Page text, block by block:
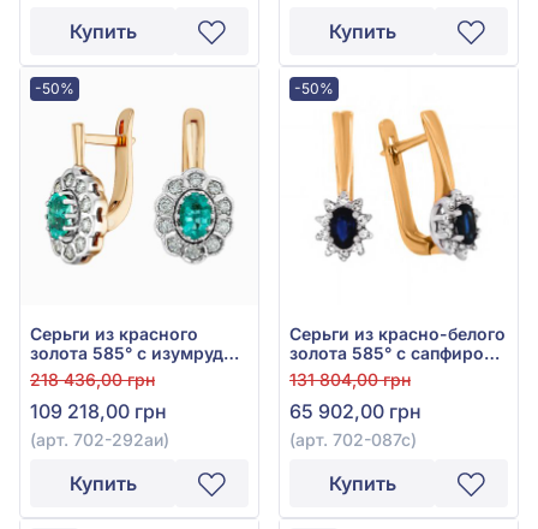
Купить Купить
-50%
Серьги из красного
золота 585° с изумрудом
0,79ct и бриллиантом
0,37ct, арт. 702-292аи
218 436,00 грн
109 218,00 грн
(арт. 702-292аи)
Купить
-50%
Серьги из красно-белого
золота 585° с сапфиром
0,64ct и бриллиантом
0,27ct, арт. 702-087с
131 804,00 грн
65 902,00 грн
(арт. 702-087с)
Купить